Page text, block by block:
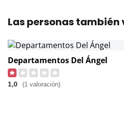
Las personas
Departamentos Del Ángel
1,0 (1 valoración)